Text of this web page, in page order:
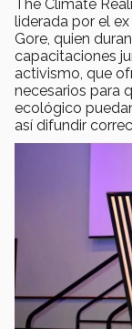
The Climate
liderada por el
Gore, quien
capacitaciones
activismo, que
necesarios para
ecológico
así difundir